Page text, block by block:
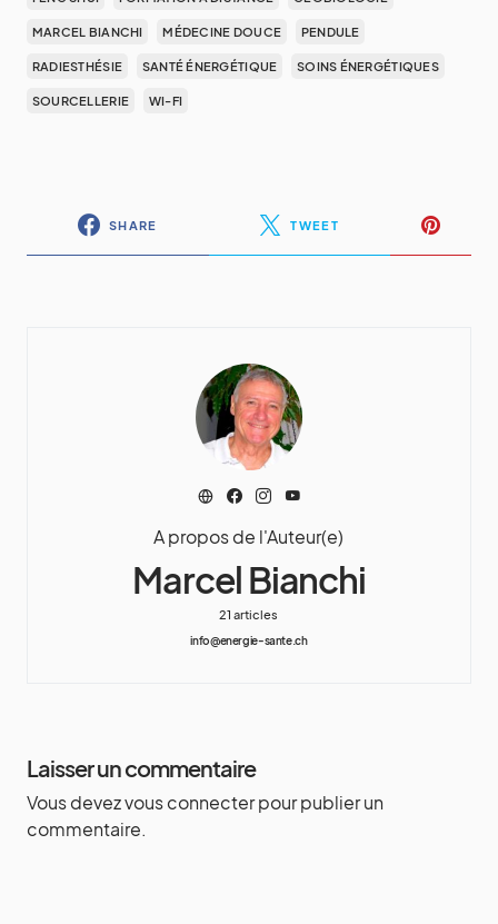
MARCEL BIANCHI MÉDECINE DOUCE PENDULE
RADIESTHÉSIE SANTÉ ÉNERGÉTIQUE SOINS ÉNERGÉTIQUES
SOURCELLERIE WI-FI
SHARE TWEET
A propos de l'Auteur(e)
Marcel Bianchi
21 articles
info@energie-sante.ch
Laisser un commentaire
Vous devezvous connecterpour publier un
commentaire.